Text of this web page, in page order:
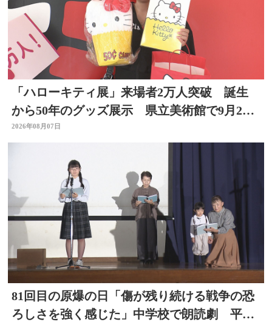
「ハローキティ展」来場者2万人突破 誕生
から50年のグッズ展示 県立美術館で9月23
日まで
2026年08月07日
81回目の原爆の日「傷が残り続ける戦争の恐
ろしさを強く感じた」中学校で朗読劇 平和